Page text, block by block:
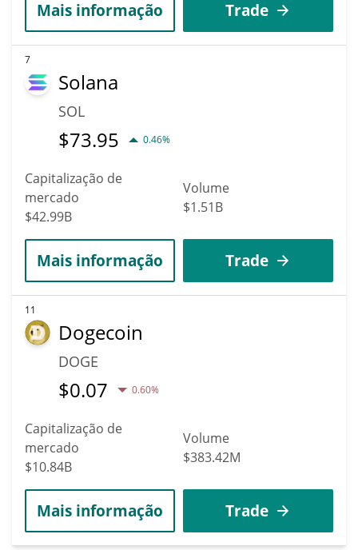
Mais informação Trade
7
Solana
SOL
$73.95 0.46%
Capitalização de
mercado
$42.99B
Volume
$1.51B
Mais informação Trade
11
Dogecoin
DOGE
$0.07 0.60%
Capitalização de
mercado
$10.84B
Volume
$383.42M
Mais informação Trade